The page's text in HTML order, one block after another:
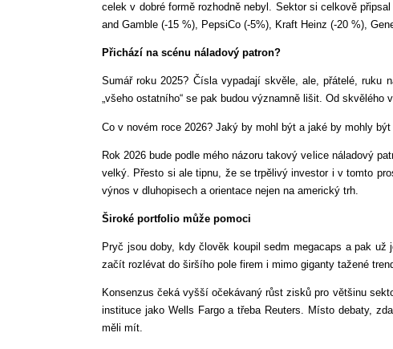
celek v dobré formě rozhodně nebyl. Sektor si celkově
and Gamble (-15 %), PepsiCo (-5%), Kraft Heinz (-20 %),
Přichází na scénu náladový patron?
Sumář roku 2025? Čísla vypadají skvěle, ale, přátelé,
„všeho ostatního“ se pak budou významně lišit. Od skvělého
Co v novém roce 2026? Jaký by mohl být a jaké by mohly
Rok 2026 bude podle mého názoru takový velice náladový
velký. Přesto si ale tipnu, že se trpělivý investor i v tomto
výnos v dluhopisech a orientace nejen na americký trh.
Široké portfolio může pomoci
Pryč jsou doby, kdy člověk koupil sedm megacaps a pak
začít rozlévat do širšího pole firem i mimo giganty tažené
Konsenzus čeká vyšší očekávaný růst zisků pro většinu
instituce jako Wells Fargo a třeba Reuters. Místo debaty,
měli mít.